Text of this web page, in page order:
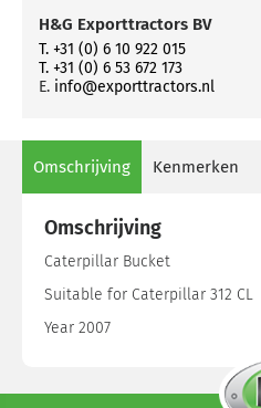
H&G Exporttractors BV
T. +31 (0) 6 10 922 015
T. +31 (0) 6 53 672 173
E. info@exporttractors.nl
Omschrijving Kenmerken
Omschrijving
Caterpillar Bucket
Suitable for Caterpillar 312 CL
Year 2007